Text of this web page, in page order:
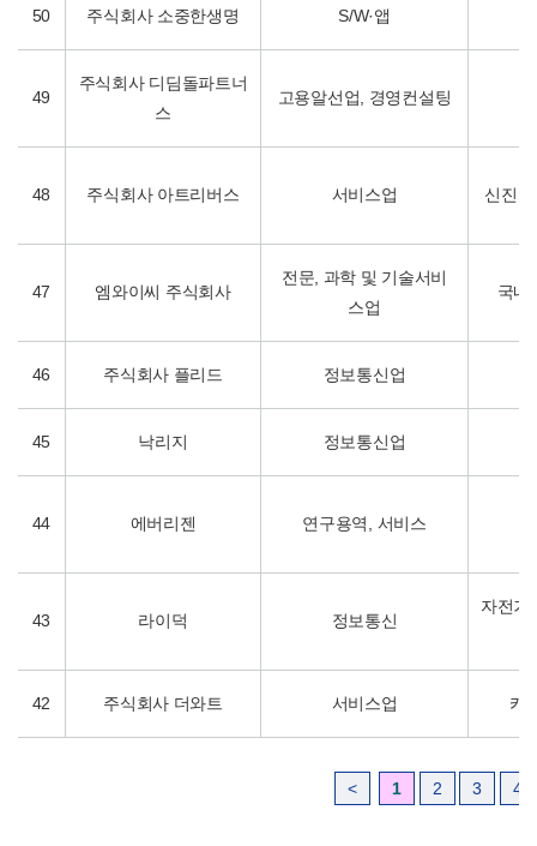
50 주식회사 소중한생명 S/W·앱
49
주식회사 디딤돌파트너
스
고용알선업, 경영컨설팅
48 주식회사 아트리버스 서비스업 신진
47 엠와이씨 주식회사
전문, 과학 및 기술서비
스업
국내
46 주식회사 플리드 정보통신업
45 낙리지 정보통신업
44 에버리젠 연구용역, 서비스
43 라이덕 정보통신
자전거
42 주식회사 더와트 서비스업 카
< 1 2 3 4